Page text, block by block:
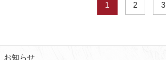
お知らせ
1 2 3